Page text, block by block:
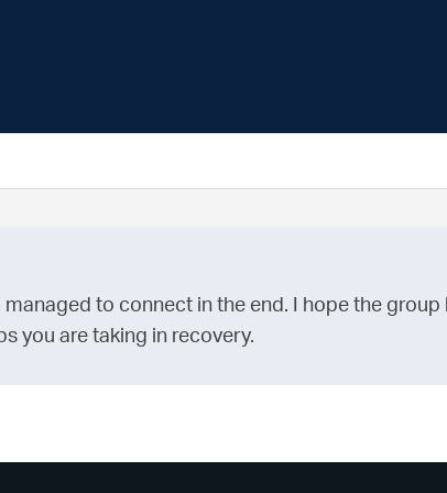
managed to connect in the end. I hope the
you are taking in recovery.